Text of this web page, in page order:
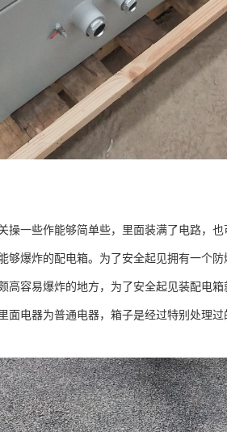
操一些作能够简单些，里面装满了电路，
够爆炸的配电箱。为了安全起见拥有一个
高容易爆炸的地方，为了安全起见装配电
面电器为普通电器，箱子是经过特别处理